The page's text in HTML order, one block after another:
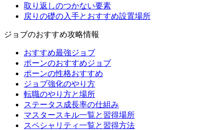
取り返しのつかない要素
戻りの礎の入手とおすすめ設置場所
ジョブのおすすめ攻略情報
おすすめ最強ジョブ
ポーンのおすすめジョブ
ポーンの性格おすすめ
ジョブ強化のやり方
転職のやり方と場所
ステータス成長率の仕組み
マスタースキル一覧と習得場所
スペシャリティ一覧と習得方法